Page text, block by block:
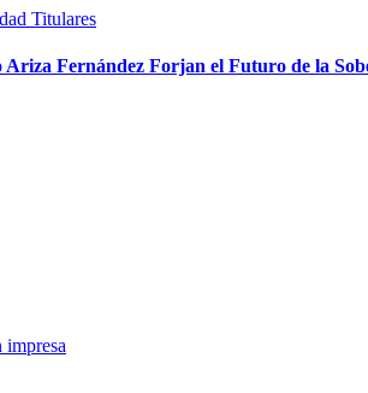
Titulares
Fernández Forjan el Futuro de la